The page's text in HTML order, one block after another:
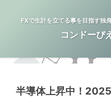
FXで生計を立てる事を目指す独
コンドーぴ
半導体上昇中！